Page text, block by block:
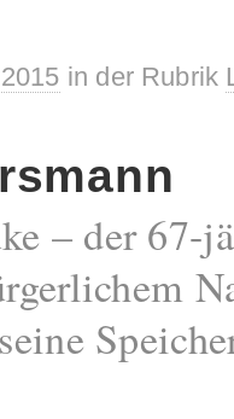
in der Rubrik
– der 67-